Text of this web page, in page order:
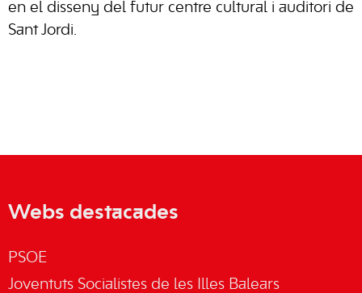
en el disseny del futur centre cultural i auditori de
Sant Jordi.
Webs destacades
PSOE
Joventuts Socialistes de les Illes Balears